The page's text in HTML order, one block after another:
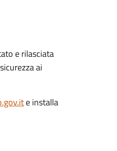
e rilasciata
ai
e installa